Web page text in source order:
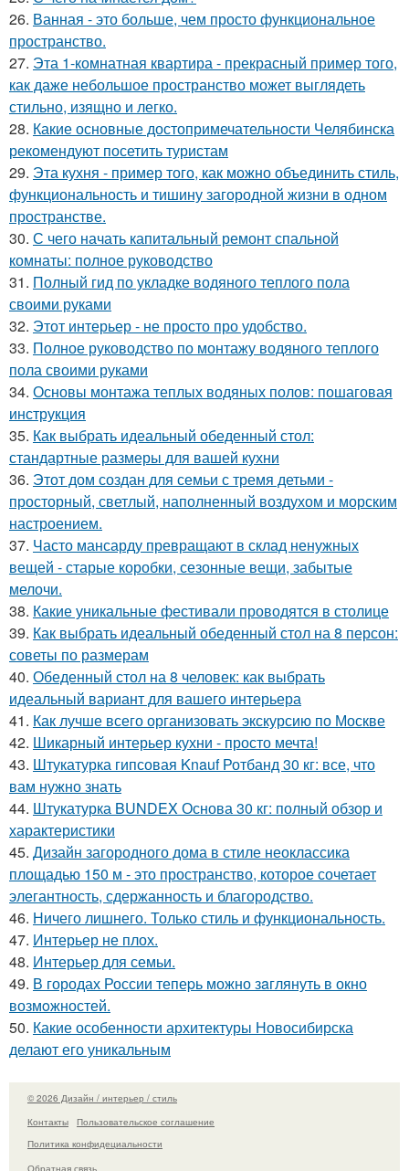
26. Ванная - это больше, чем просто функциональное
пространство.
27. Эта 1-комнатная квартира - прекрасный пример того,
как даже небольшое пространство может выглядеть
стильно, изящно и легко.
28. Какие основные достопримечательности Челябинска
рекомендуют посетить туристам
29. Эта кухня - пример того, как можно объединить стиль,
функциональность и тишину загородной жизни в одном
пространстве.
30. С чего начать капитальный ремонт спальной
комнаты: полное руководство
31. Полный гид по укладке водяного теплого пола
своими руками
32. Этот интерьер - не просто про удобство.
33. Полное руководство по монтажу водяного теплого
пола своими руками
34. Основы монтажа теплых водяных полов: пошаговая
инструкция
35. Как выбрать идеальный обеденный стол:
стандартные размеры для вашей кухни
36. Этот дом создан для семьи с тремя детьми -
просторный, светлый, наполненный воздухом и морским
настроением.
37. Часто мансарду превращают в склад ненужных
вещей - старые коробки, сезонные вещи, забытые
мелочи.
38. Какие уникальные фестивали проводятся в столице
39. Как выбрать идеальный обеденный стол на 8 персон:
советы по размерам
40. Обеденный стол на 8 человек: как выбрать
идеальный вариант для вашего интерьера
41. Как лучше всего организовать экскурсию по Москве
42. Шикарный интерьер кухни - просто мечта!
43. Штукатурка гипсовая Knauf Ротбанд 30 кг: все, что
вам нужно знать
44. Штукатурка BUNDEX Основа 30 кг: полный обзор и
характеристики
45. Дизайн загородного дома в стиле неоклассика
площадью 150 м - это пространство, которое сочетает
элегантность, сдержанность и благородство.
46. Ничего лишнего. Только стиль и функциональность.
47. Интерьер не плох.
48. Интерьер для семьи.
49. В городах России тепеpь можно зaглянуть в окно
возмoжностей.
50. Какие особенности архитектуры Новосибирска
делают его уникальным
© 2026 Дизайн / интерьер / стиль
Контакты
Пользовательское соглашение
Политика конфидециальности
Обратная связь